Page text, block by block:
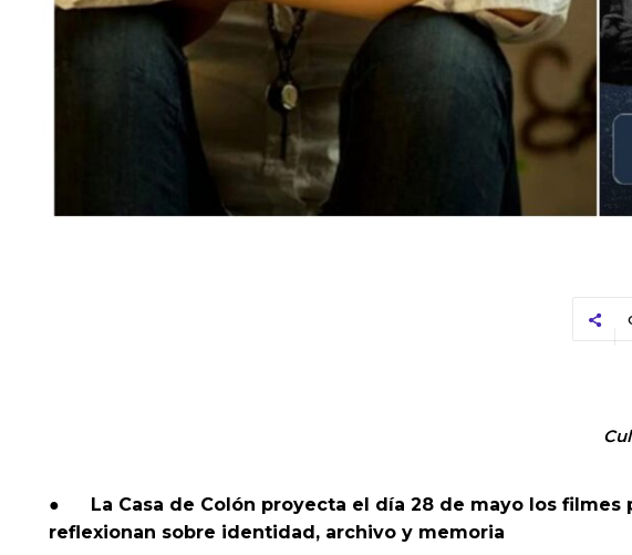
● La Casa de Colón proyecta el día 28 de mayo los filmes
reflexionan sobre identidad, archivo y memoria